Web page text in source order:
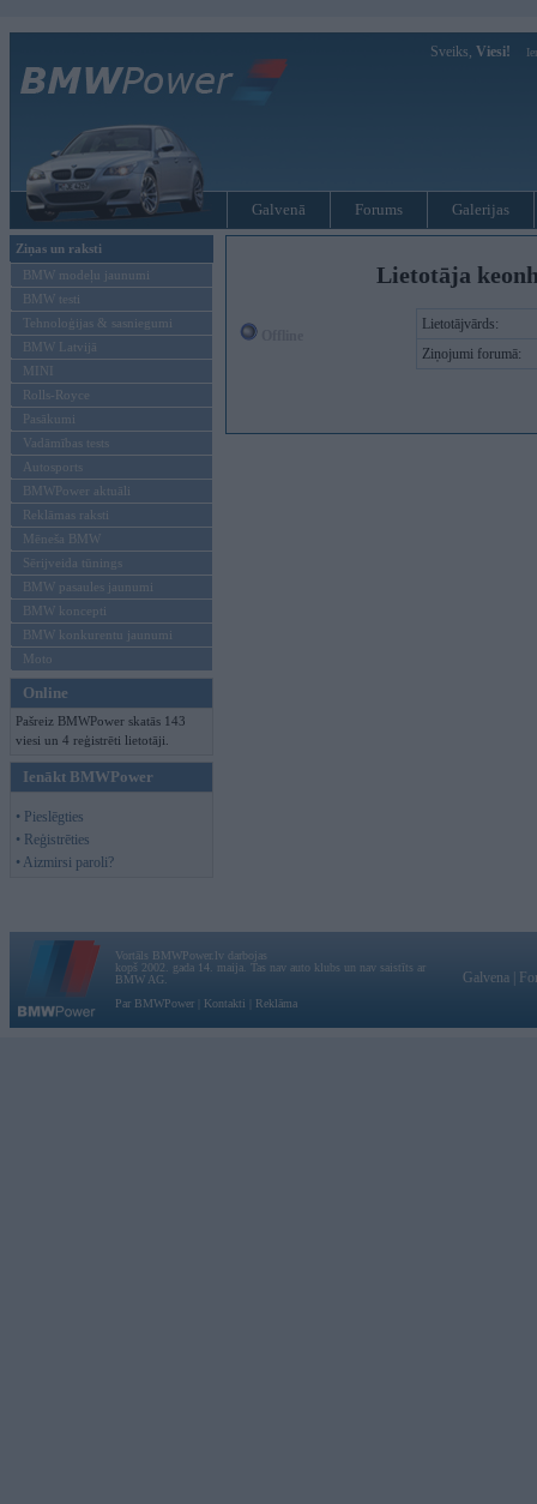
Sveiks, Viesi!
Galvenā Forums Galerijas
Ziņas un raksti
BMW modeļu jaunumi
BMW testi
Tehnoloģijas & sasniegumi
BMW Latvijā
MINI
Rolls-Royce
Pasākumi
Vadāmības tests
Autosports
BMWPower aktuāli
Reklāmas raksti
Mēneša BMW
Sērijveida tūnings
BMW pasaules jaunumi
BMW koncepti
BMW konkurentu jaunumi
Moto
Online
Pašreiz BMWPower skatās 143
viesi un 4 reģistrēti lietotāji.
Ienākt BMWPower
• Pieslēgties
• Reģistrēties
• Aizmirsi paroli?
Lietotāja
Lietotājvārds:
Ziņojumi forumā:
Vortāls BMWPower.lv darbojas
kopš 2002. gada 14. maija. Tas nav auto klubs un nav saistīts ar
BMW AG.
Par BMWPower
Kontakti Reklāma
Galvena